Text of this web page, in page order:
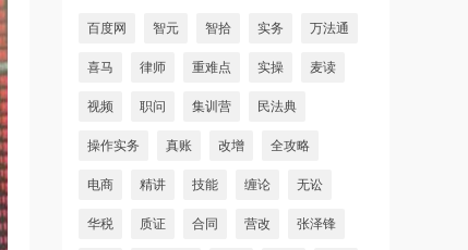
百度网 智元 智拾 实务 万法通
喜马 律师 重难点 实操 麦读
视频 职问 集训营 民法典
操作实务 真账 改增 全攻略
电商 精讲 技能 缠论 无讼
华税 质证 合同 营改 张泽锋